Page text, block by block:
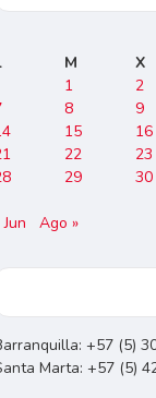
M X
1
2
8 9
15 16
22 23
29 30
Jun Ago »
+57 (5)
Marta: +57 (5)